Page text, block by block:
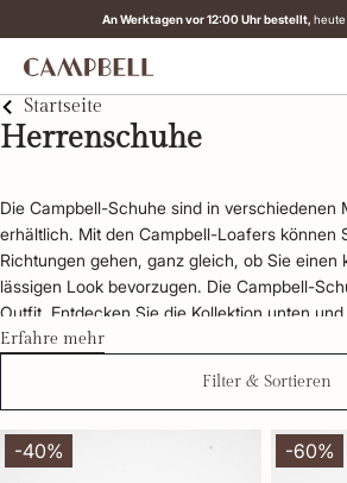
An Werktagen vor 12:00 Uhr bestellt, heute
Startseite
Herrenschuhe
Die Campbell-Schuhe sind in verschiedenen
erhältlich. Mit den Campbell-Loafers können
Richtungen gehen, ganz gleich, ob Sie einen
lässigen Look bevorzugen. Die Campbell-
Outfit. Entdecken Sie die Kollektion unten
Campbell-Schuh, der zu Ihrem Stil passt.
Erfahre mehr
Filter & Sortieren
-40% -60%